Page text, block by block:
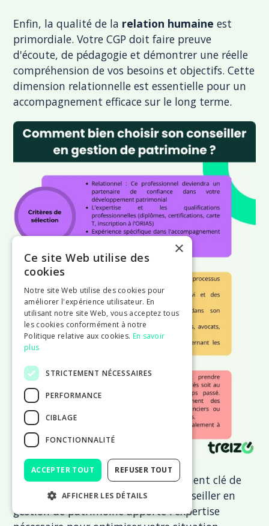
Enfin, la qualité de la relation humaineest
primordiale. Votre CGP doit faire preuve
d'écoute, de pédagogie et démontrer une réelle
compréhension de vos besoins et objectifs. Cette
dimension relationnelle est essentielle pour un
accompagnement efficace sur le long terme.
La gestion patrimoniale est un élément clé de
réussite pour tout freelance. Un conseiller en
gestion de patrimoine apporte l'expertise
×
Ce site Web utilise des
cookies
Notre site Web utilise des cookies pour
améliorer l'expérience utilisateur. En
utilisant notre site Web, vous acceptez tous
les cookies conformément à notre
Politique relative aux cookies. En savoir
plus
STRICTEMENT NÉCESSAIRES
PERFORMANCE
CIBLAGE
FONCTIONNALITÉ
ACCEPTER TOUT REFUSER TOUT
AFFICHER LES DÉTAILS